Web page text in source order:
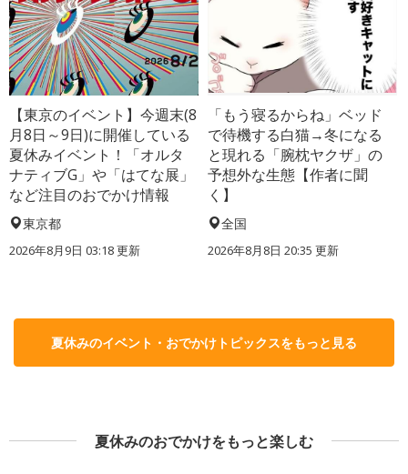
【東京のイベント】今週末(8
月8日～9日)に開催している
夏休みイベント！「オルタ
ナティブG」や「はてな展」
など注目のおでかけ情報
東京都
2026年8月9日 03:18更新
「もう寝るからね」ベッド
で待機する白猫→冬になる
と現れる「腕枕ヤクザ」の
予想外な生態【作者に聞
く】
全国
2026年8月8日 20:35 更新
夏休みのイベント・おでかけトピックスをもっと見る
夏休みのおでかけをもっと楽しむ